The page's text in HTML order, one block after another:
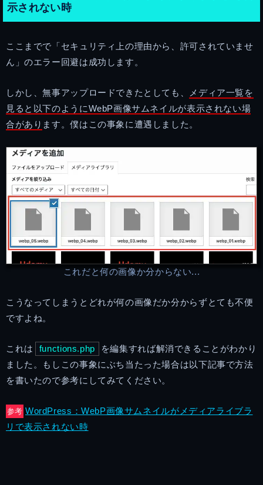
示されない時
ここまでで「セキュリティ上の理由から、許可されていませ
ん」のエラー回避は成功します。
しかし、無事アップロードできたとしても、
メディア一覧を
見ると以下のようにWebP画像サムネイルが表示されない場
合があり ます。僕はこの事象に遭遇しました。
これだと何の画像か分からない...
こうなってしまうとどれが何の画像だか分からずとても不便
ですよね。
これは functions.php
を編集すれば解消できることがわかり
ました。もしこの事象にぶち当たった場合は以下記事で方法
を書いたので参考にしてみてください。
参考 WordPress：WebP画像サムネイルがメディアライブラ
リで表示されない時